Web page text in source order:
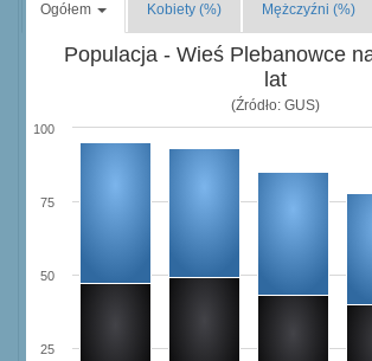
Ogółem Kobiety (%) Mężczyźni (%)
Populacja - Wieś Plebanowce
lat
(Źródło: GUS)
25
50
75
100